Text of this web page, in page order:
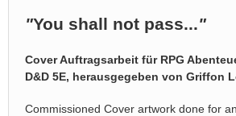
"You shall not pass..."
Cover Auftragsarbeit für RPG
D&D 5E, herausgegeben von Griffon
Commissioned Cover artwork done for